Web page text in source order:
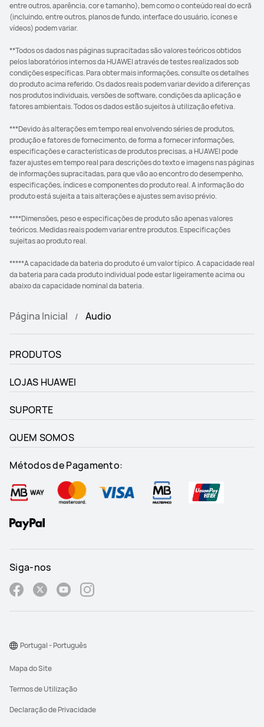
entre outros, aparência, cor e tamanho), bem como o conteúdo real do ecrã
(incluindo, entre outros, planos de fundo, interface do usuário, ícones e
vídeos) podem variar.
**Todos os dados nas páginas supracitadas são valores teóricos obtidos
pelos laboratórios internos da HUAWEI através de testes realizados sob
condições específicas. Para obter mais informações, consulte os detalhes
do produto acima referido. Os dados reais podem variar devido a diferenças
nos produtos individuais, versões de software, condições da aplicação e
fatores ambientais. Todos os dados estão sujeitos à utilização efetiva.
***Devido às alterações em tempo real envolvendo séries de produtos,
produção e fatores de fornecimento, de forma a fornecer informações,
especificações e características de produtos precisas, a HUAWEI pode
fazer ajustes em tempo real para descrições do texto e imagens nas páginas
de informações supracitadas, para que vão ao encontro do desempenho,
especificações, índices e componentes do produto real. A informação do
produto está sujeita a tais alterações e ajustes sem aviso prévio.
****Dimensões, peso e especificações de produto são apenas valores
teóricos. Medidas reais podem variar entre produtos. Especificações
sujeitas ao produto real.
*****A capacidade da bateria do produto é um valor típico. A capacidade real
da bateria para cada produto individual pode estar ligeiramente acima ou
abaixo da capacidade nominal da bateria.
Página Inicial Audio
PRODUTOS
LOJAS HUAWEI
SUPORTE
QUEM SOMOS
Métodos de Pagamento:
Siga-nos
Mapa do Site
Termos de Utilização
Declaração de Privacidade
Portugal - Português